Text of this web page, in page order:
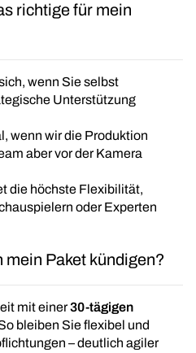
richtige für mein
wenn Sie selbst
Unterstützung
wenn wir die Produktion
aber vor der Kamera
die höchste Flexibilität,
oder Experten
mein Paket kündigen?
mit einer30-tägigen
bleiben Sie flexibel und
– deutlich agiler